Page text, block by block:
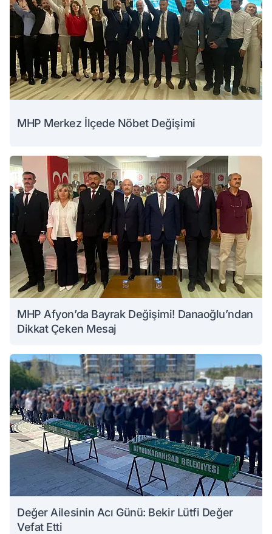
MHP Merkez İlçede Nöbet Değişimi
MHP Afyon’da Bayrak Değişimi! Danaoğlu’ndan
Dikkat Çeken Mesaj
Değer Ailesinin Acı Günü: Bekir Lütfi Değer
Vefat Etti